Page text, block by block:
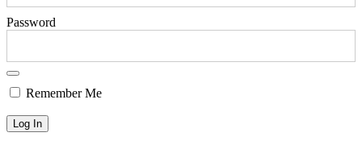
Password
Remember Me